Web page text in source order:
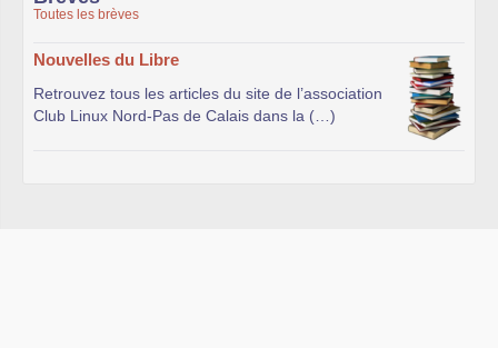
Brèves
Nouvelles du Libre
Retrouvez tous les articles du site de l’association